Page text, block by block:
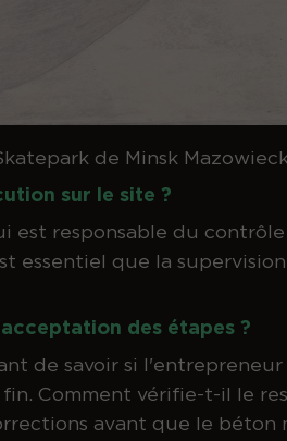
de Minsk
sur le site ?
responsable du contrôle
essentiel que la
des étapes ?
de savoir si
Comment vérifie-t-il le
avant que le béton